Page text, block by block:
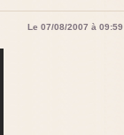
Le 07/08/2007 à 09:59